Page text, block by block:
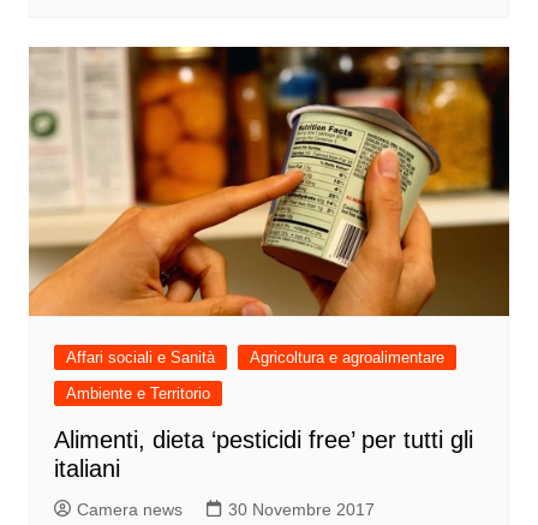
Affari sociali e Sanità
Agricoltura e agroalimentare
Ambiente e Territorio
Alimenti, dieta ‘pesticidi free’ per tutti gli
italiani
Camera news 30 Novembre 2017